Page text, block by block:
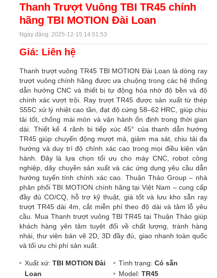
Thanh Trượt Vuông TBI TR45 chính
hãng TBI MOTION Đài Loan
Ngày đăng: 2025-12-15 14:51:53
Giá: Liên hệ
Thanh trượt vuông TR45 TBI MOTION Đài Loan là dòng ray
trượt vuông chính hãng được ưa chuộng trong các hệ thống
dẫn hướng CNC và thiết bị tự động hóa nhờ độ bền và độ
chính xác vượt trội. Ray trượt TR45 được sản xuất từ thép
S55C xử lý nhiệt cao tần, đạt độ cứng 58–62 HRC, giúp chịu
tải tốt, chống mài mòn và vận hành ổn định trong thời gian
dài. Thiết kế 4 rãnh bi tiếp xúc 45° của thanh dẫn hướng
TR45 giúp chuyển động mượt mà, giảm ma sát, chịu tải đa
hướng và duy trì độ chính xác cao trong mọi điều kiện vận
hành. Đây là lựa chọn tối ưu cho máy CNC, robot công
nghiệp, dây chuyền sản xuất và các ứng dụng yêu cầu dẫn
hướng tuyến tính chính xác cao. Thuận Thảo Group – nhà
phân phối TBI MOTION chính hãng tại Việt Nam – cung cấp
đầy đủ CO/CQ, hỗ trợ kỹ thuật, giá tốt và lưu kho sẵn ray
trượt TR45 dài 4m, cắt miễn phí theo độ dài và tâm lỗ yêu
cầu. Mua Thanh trượt vuông TBI TR45 tại Thuận Thảo giúp
khách hàng yên tâm tuyệt đối về chất lượng, tránh hàng
nhái, thư viện bản vẽ 2D, 3D đầy đủ, giao nhanh toàn quốc
và tối ưu chi phí sản xuất.
Xuất xứ: TBI MOTION Đài
Loan
Tình trạng: Có sẵn
Model: TR45